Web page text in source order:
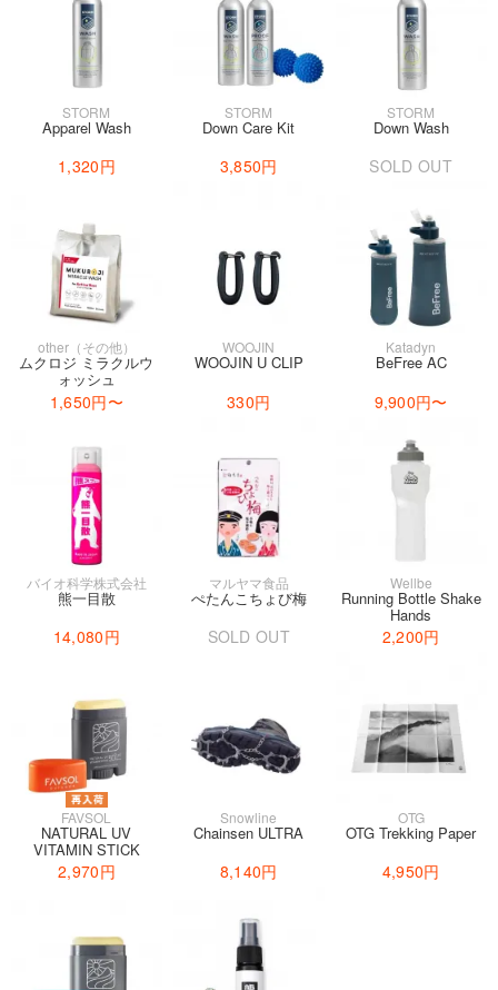
STORM
Apparel Wash
1,320円
STORM
Down Care Kit
3,850円
STORM
Down Wash
SOLD OUT
other（その他）
ムクロジ ミラクルウ
ォッシュ
1,650円〜
WOOJIN
WOOJIN U CLIP
330円
Katadyn
BeFree AC
9,900円〜
バイオ科学株式会社
熊一目散
14,080円
マルヤマ食品
ぺたんこちょび梅
SOLD OUT
Wellbe
Running Bottle Shake
Hands
2,200円
FAVSOL
NATURAL UV
VITAMIN STICK
2,970円
Snowline
Chainsen ULTRA
8,140円
OTG
OTG Trekking Paper
4,950円